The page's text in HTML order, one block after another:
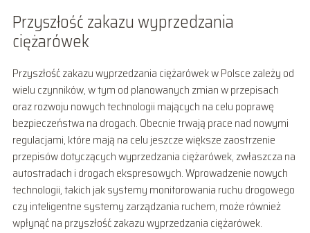
Przyszłość zakazu wyprzedzania
ciężarówek
Przyszłość zakazu wyprzedzania ciężarówek w Polsce zależy od
wielu czynników, w tym od planowanych zmian w przepisach
oraz rozwoju nowych technologii mających na celu poprawę
bezpieczeństwa na drogach. Obecnie trwają prace nad nowymi
regulacjami, które mają na celu jeszcze większe zaostrzenie
przepisów dotyczących wyprzedzania ciężarówek, zwłaszcza na
autostradach i drogach ekspresowych. Wprowadzenie nowych
technologii, takich jak systemy monitorowania ruchu drogowego
czy inteligentne systemy zarządzania ruchem, może również
wpłynąć na przyszłość zakazu wyprzedzania ciężarówek.